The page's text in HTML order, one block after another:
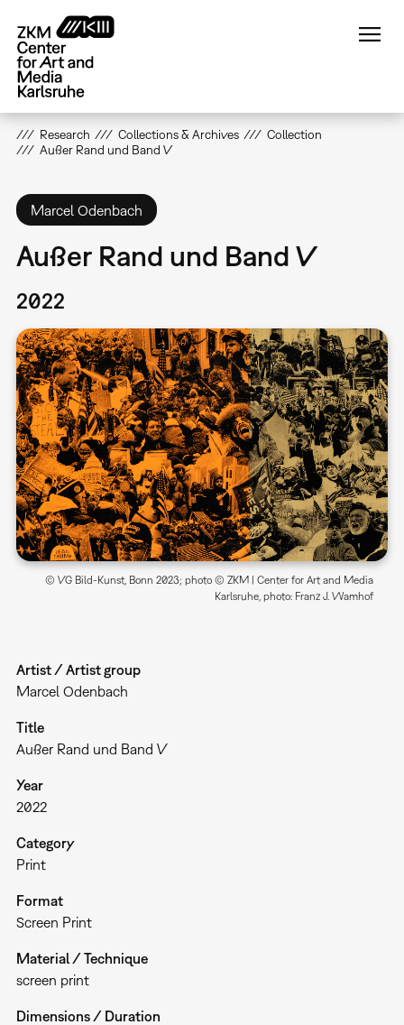
main
content
Research Collections & Archives
Collection
Außer Rand und Band V
Marcel Odenbach
Außer Rand und Band V
2022
© VG Bild-Kunst, Bonn 2023; photo © ZKM | Center for Art and Media
Karlsruhe, photo: Franz J. Wamhof
Artist / Artist group
Marcel Odenbach
Title
Außer Rand und Band V
Year
2022
Category
Print
Format
Screen Print
Material / Technique
screen print
Dimensions / Duration